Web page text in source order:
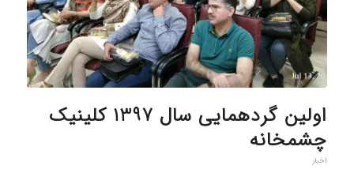
اولین گردهمایی سال 1397 کلینیک
چشمخانه
اخبار